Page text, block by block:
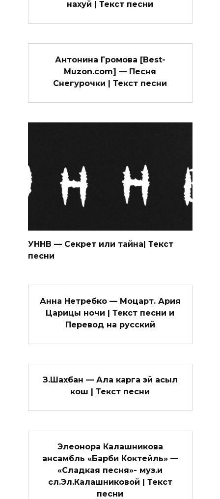
нахуй | Текст песни
Антонина Громова [Best-
Muzon.com] — Песня
Снегурочки | Текст песни
УННВ — Секрет или тайна| Текст
песни
Анна Нетребко — Моцарт. Ария
Царицы ночи | Текст песни и
Перевод на русский
З.Шахбан — Ала карга эй асыл
кош | Текст песни
Элеонора Калашникова
ансамбль «Барби Коктейль» —
«Сладкая песня»- муз.и
сл.Эл.Калашниковой | Текст
песни